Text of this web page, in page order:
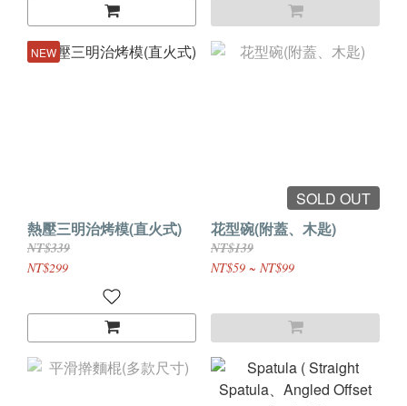
NEW
熱壓三明治烤模(直火式)
NT$339
NT$299
SOLD OUT
花型碗(附蓋、木匙)
NT$139
NT$59 ~ NT$99